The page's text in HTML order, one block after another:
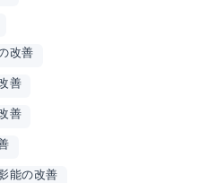
改善
善
善
能の改善